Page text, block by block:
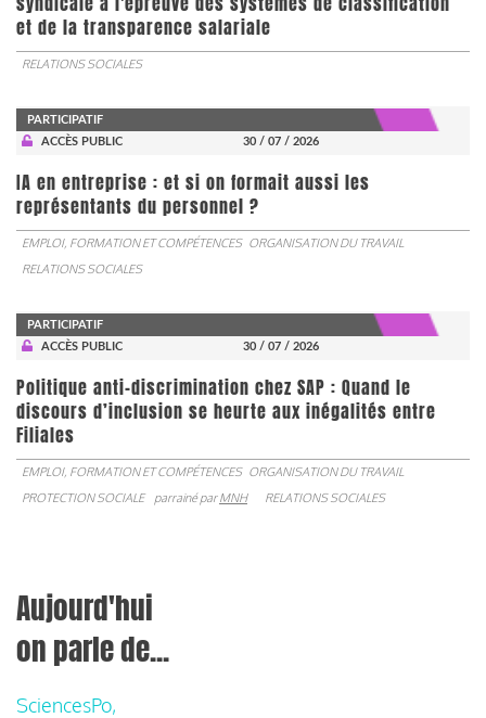
et de la transparence salariale
RELATIONS SOCIALES
PARTICIPATIF
ACCÈS PUBLIC
30 / 07 / 2026
IA en entreprise : et si on formait aussi les
représentants du personnel ?
EMPLOI, FORMATION ET COMPÉTENCES ORGANISATION DU TRAVAIL
RELATIONS SOCIALES
PARTICIPATIF
ACCÈS PUBLIC
30 / 07 / 2026
Politique anti-discrimination chez SAP : Quand le
discours d’inclusion se heurte aux inégalités entre
Filiales
EMPLOI, FORMATION ET COMPÉTENCES ORGANISATION DU TRAVAIL
PROTECTION SOCIALE
parrainé parMNH RELATIONS SOCIALES
Aujourd'hui
on parle de...
SciencesPo,